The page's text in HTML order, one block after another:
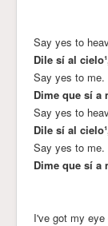
Say yes to
Dile sí al
Say yes to me.
Dime que sí a
Say yes to
Dile sí al
Say yes to me.
Dime que sí a
I've got my eye